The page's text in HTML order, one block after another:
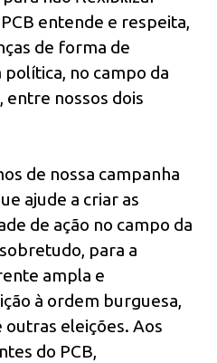
entende e respeita,
de forma de
política, no campo da
entre nossos dois
de nossa campanha
ajude a criar as
de ação no campo da
para a
ampla e
à ordem burguesa,
outras eleições. Aos
do PCB,